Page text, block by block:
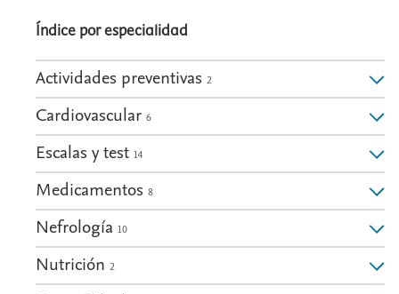
Índice por especialidad
Actividades preventivas 2
Cardiovascular 6
Escalas y test 14
Medicamentos 8
Nefrología 10
Nutrición 2